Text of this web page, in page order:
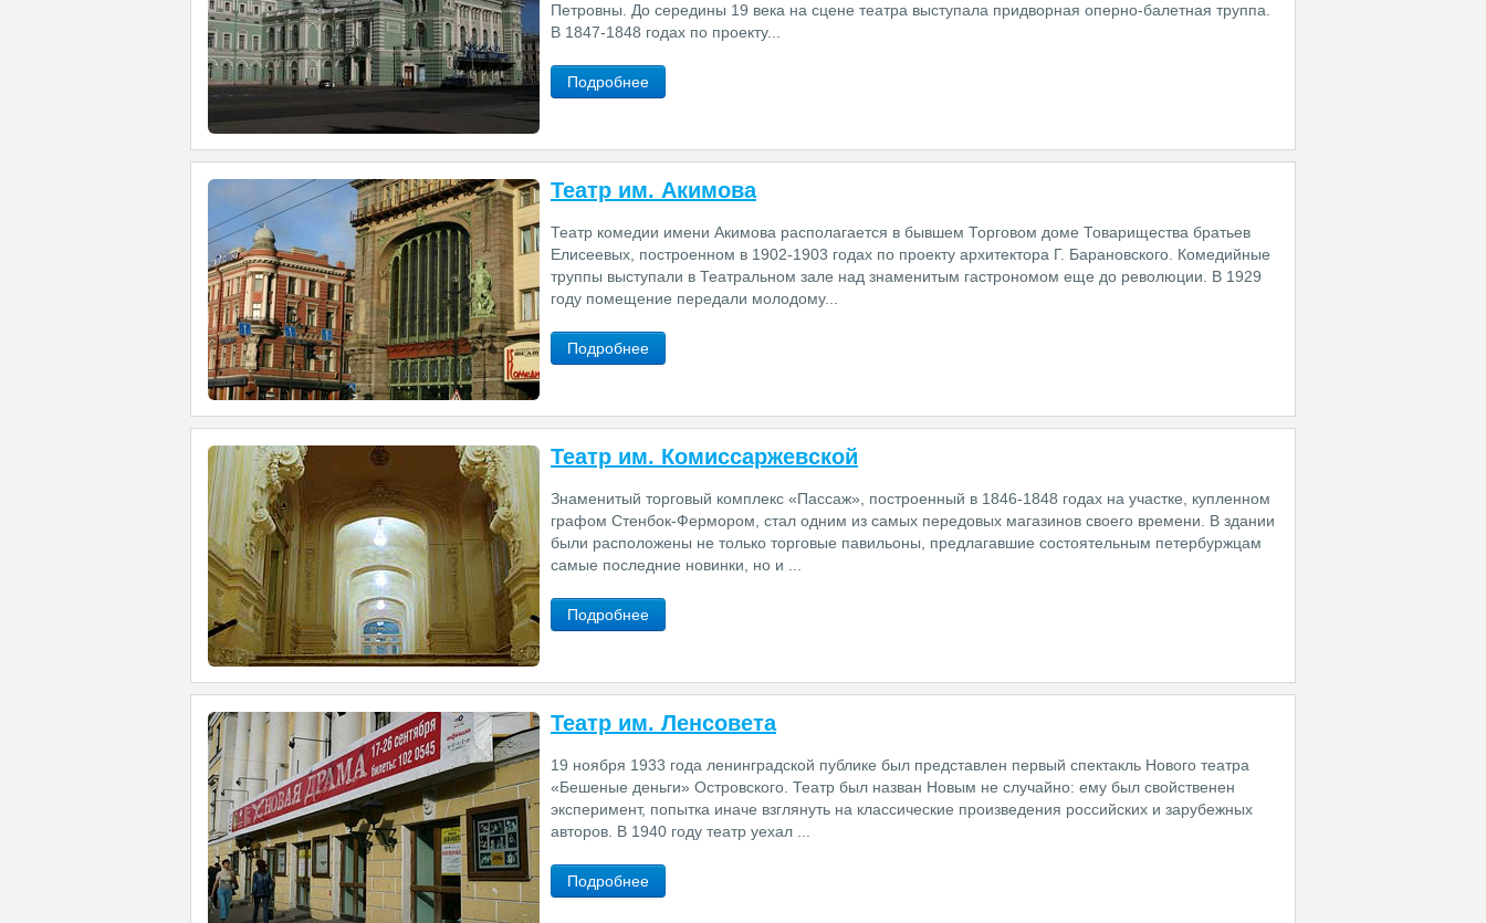
Петровны. До середины 19 века на сцене театра выступала придворная оперно-балетная труппа.
В 1847-1848 годах по проекту...
Подробнее
Театр им. Акимова
Театр комедии имени Акимова располагается в бывшем Торговом доме Товарищества братьев
Елисеевых, построенном в 1902-1903 годах по проекту архитектора Г. Барановского. Комедийные
труппы выступали в Театральном зале над знаменитым гастрономом еще до революции. В 1929
году помещение передали молодому...
Подробнее
Театр им. Комиссаржевской
Знаменитый торговый комплекс «Пассаж», построенный в 1846-1848 годах на участке, купленном
графом Стенбок-Фермором, стал одним из самых передовых магазинов своего времени. В здании
были расположены не только торговые павильоны, предлагавшие состоятельным петербуржцам
самые последние новинки, но и ...
Подробнее
Театр им. Ленсовета
19 ноября 1933 года ленинградской публике был представлен первый спектакль Нового театра
«Бешеные деньги» Островского. Театр был назван Новым не случайно: ему был свойственен
эксперимент, попытка иначе взглянуть на классические произведения российских и зарубежных
авторов. В 1940 году театр уехал ...
Подробнее